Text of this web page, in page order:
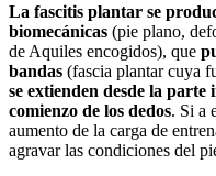
La fascitis plantar se
biomecánicas (pie plano,
de Aquiles encogidos), que
bandas (fascia plantar cuya
se extienden desde la
comienzo de los dedos. Si a
aumento de la carga de
agravar las condiciones del